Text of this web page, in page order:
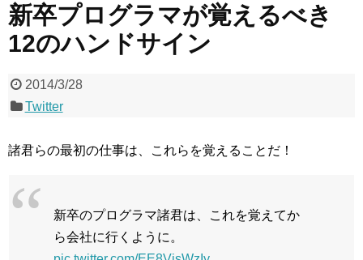
新卒プログラマが覚えるべき
12のハンドサイン
2014/3/28
Twitter
諸君らの最初の仕事は、これらを覚えることだ！
新卒のプログラマ諸君は、これを覚えてか
ら会社に行くように。